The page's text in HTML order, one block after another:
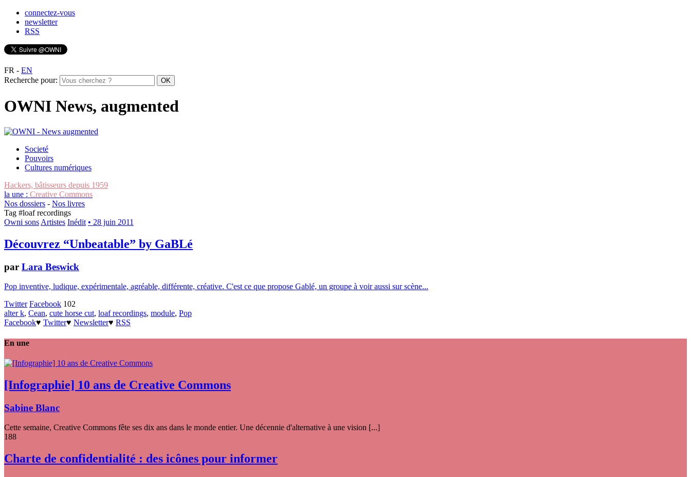
connectez-vous
newsletter
RSS
FR - EN
Recherche pour:
OWNI News, augmented
Societé
Pouvoirs
Cultures numériques
Hackers, bâtisseurs depuis 1959
la une : Creative Commons
Nos dossiers - Nos livres
Tag #loaf recordings
Owni sons Artistes Inédit • 28 juin 2011
Découvrez “Unbeatable” by GaBLé
par Lara Beswick
Pop inventive, ludique, expérimentale, agréable, différente, créative. C'est ce que propose Gablé, un groupe à voir aussi sur scène...
Twitter Facebook 102
alter k, Cean, cute horse cut, loaf recordings, module, Pop
Facebook♥ Twitter♥ Newsletter♥ RSS
En une
[Infographie] 10 ans de Creative Commons
Sabine Blanc
Cette semaine, Creative Commons fête ses dix ans dans le monde entier. Une décennie d'alternative à une vision [...]
188
Charte de confidentialité : des icônes pour informer